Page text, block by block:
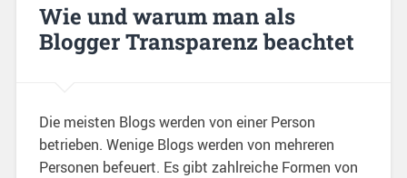
Wie und warum man als
Blogger Transparenz beachtet
Die meisten Blogs werden von einer Person
betrieben. Wenige Blogs werden von mehreren
Personen befeuert. Es gibt zahlreiche Formen von